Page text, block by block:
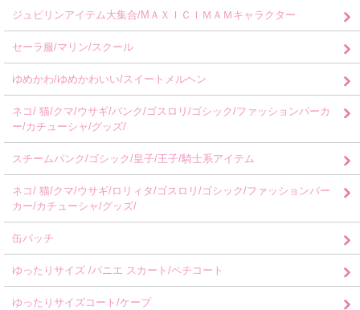
ジュピリンアイテム大集合/MＡＸＩＣＩＭＡＭキャラクター
セーラ服/マリン/スクール
ゆめかわ/ゆめかわいい/スイートメルヘン
ネコ/ 猫/クマ/ウサギ/パンク/ゴスロリ/ゴシック/ファッションパーカ
ー/カチューシャ/グッズ/
スチームパンク/ゴシック/皇子/王子/騎士系アイテム
ネコ/ 猫/クマ/ウサギ/ロリィタ/ゴスロリ/ゴシック/ファッションパー
カー/カチューシャ/グッズ/
缶バッチ
ゆったりサイズ /パニエ スカート/ペチコート
ゆったりサイズコート/ケープ